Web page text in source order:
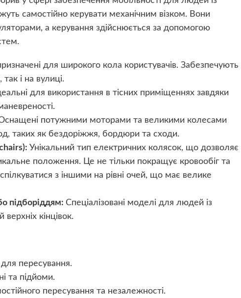
самостійно керувати механічним візком. Вони
а керування здійснюється за допомогою
для широкого кола користувачів. Забезпечують
і на вулиці.
для використання в тісних приміщеннях завдяки
потужними моторами та великими колесами
таких як бездоріжжя, бордюри та сходи.
Унікальний тип електричних колясок, що дозволяє
положення. Це не тільки покращує кровообіг та
з іншими на рівні очей, що має велике
підборіддям: Спеціалізовані моделі для людей із
кінцівок.
пересування.
та підйоми.
пересування та незалежності.